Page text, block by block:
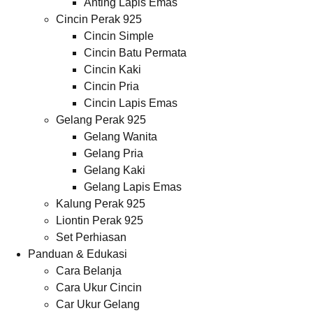
Anting Lapis Emas
Cincin Perak 925
Cincin Simple
Cincin Batu Permata
Cincin Kaki
Cincin Pria
Cincin Lapis Emas
Gelang Perak 925
Gelang Wanita
Gelang Pria
Gelang Kaki
Gelang Lapis Emas
Kalung Perak 925
Liontin Perak 925
Set Perhiasan
Panduan & Edukasi
Cara Belanja
Cara Ukur Cincin
Car Ukur Gelang